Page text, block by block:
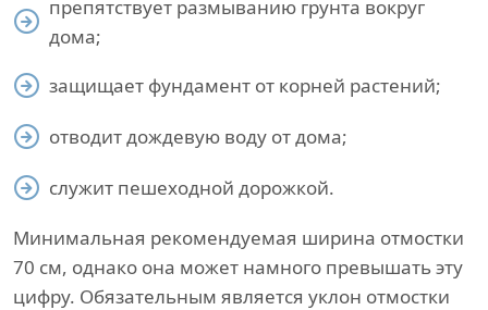
препятствует размыванию грунта вокруг
дома;
защищает фундамент от корней растений;
отводит дождевую воду от дома;
служит пешеходной дорожкой.
Минимальная рекомендуемая ширина отмостки
70 см, однако она может намного превышать эту
цифру. Обязательным является уклон отмостки